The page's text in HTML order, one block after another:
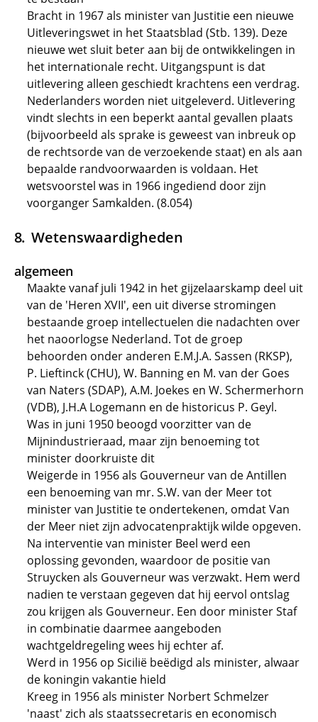
Bracht in 1967 als minister van Justitie een nieuwe
Uitleveringswet in het Staatsblad (Stb. 139). Deze
nieuwe wet sluit beter aan bij de ontwikkelingen in
het internationale recht. Uitgangspunt is dat
uitlevering alleen geschiedt krachtens een verdrag.
Nederlanders worden niet uitgeleverd. Uitlevering
vindt slechts in een beperkt aantal gevallen plaats
(bijvoorbeeld als sprake is geweest van inbreuk op
de rechtsorde van de verzoekende staat) en als aan
bepaalde randvoorwaarden is voldaan. Het
wetsvoorstel was in 1966 ingediend door zijn
voorganger Samkalden. (8.054)
Wetenswaardigheden
algemeen
Maakte vanaf juli 1942 in het gijzelaarskamp deel uit
van de 'Heren XVII', een uit diverse stromingen
bestaande groep intellectuelen die nadachten over
het naoorlogse Nederland. Tot de groep
behoorden onder anderen E.M.J.A. Sassen (RKSP),
P. Lieftinck (CHU), W. Banning en M. van der Goes
van Naters (SDAP), A.M. Joekes en W. Schermerhorn
(VDB), J.H.A Logemann en de historicus P. Geyl.
Was in juni 1950 beoogd voorzitter van de
Mijnindustrieraad, maar zijn benoeming tot
minister doorkruiste dit
Weigerde in 1956 als Gouverneur van de Antillen
een benoeming van mr. S.W. van der Meer tot
minister van Justitie te ondertekenen, omdat Van
der Meer niet zijn advocatenpraktijk wilde opgeven.
Na interventie van minister Beel werd een
oplossing gevonden, waardoor de positie van
Struycken als Gouverneur was verzwakt. Hem werd
nadien te verstaan gegeven dat hij eervol ontslag
zou krijgen als Gouverneur. Een door minister Staf
in combinatie daarmee aangeboden
wachtgeldregeling wees hij echter af.
Werd in 1956 op Sicilië beëdigd als minister, alwaar
de koningin vakantie hield
Kreeg in 1956 als minister Norbert Schmelzer
'naast' zich als staatssecretaris en economisch